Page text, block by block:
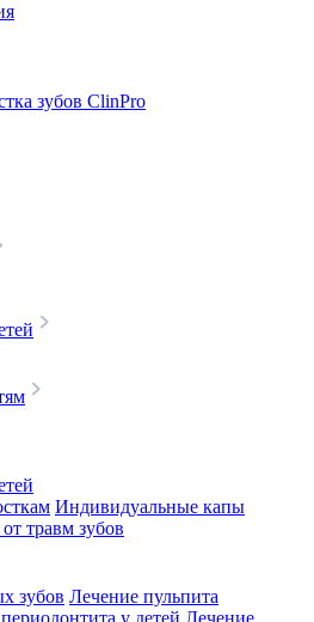
зубов ClinPro
Индивидуальные капы
травм зубов
зубов Лечение пульпита
у детей Лечение